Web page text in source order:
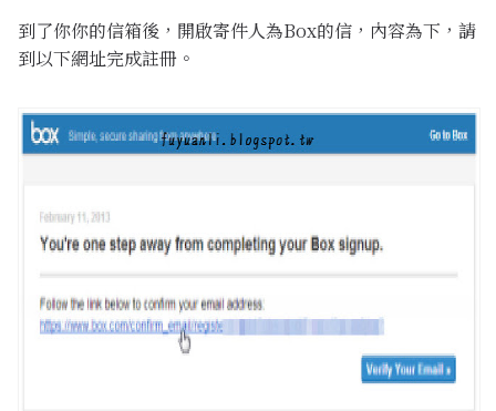
到了你你的信箱後，開啟寄件人為Box的信，內容為下，請
到以下網址完成註冊。